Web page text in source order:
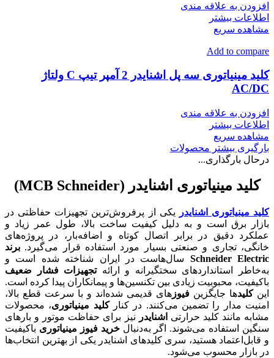
افزودن به علاقه مندی
اطلاعات بیشتر
مشاهده سریع
Add to compare
کلید مینیاتوری سه پل اشنایدر 2 آمپر تیپ C ولتاژ
AC/DC
افزودن به علاقه مندی
اطلاعات بیشتر
مشاهده سریع
بارگیری بیشتر محصولات
درحال بارگذاری...
کلید مینیاتوری اشنایدر (MCB Schneider)
کلید مینیاتوری اشنایدر
یکی از پرفروش‌ترین تجهیزات حفاظتی در
بازار برق است و به دلیل کیفیت ساخت بالا، طول عمر زیاد و
عملکرد دقیق در برابر اتصال کوتاه و اضافه‌بار، در پروژه‌های
خانگی، تجاری و صنعتی بسیار مورد استفاده قرار می‌گیرد. برند
Schneider Electric سال‌هاست در ایران شناخته شده است و
به‌خاطر استانداردهای سختگیرانه و ارائه تجهیزات فشار ضعیف
باکیفیت، محبوبیت زیادی بین تکنسین‌ها و پیمانکاران پیدا کرده است.
اینکلیدها جایگزین فیوز های قدیمی شده‌اند و با سرعت قطع بالا،
امنیت مدار را تضمین می‌کنند. در کنارکلید مینیاتوری، محصولات
مشابه مانند کلید حرارتی اشنایدر
نیز برای حفاظت موتور و بارهای
سنگین استفاده می‌شوند. اگر به‌دنبالخرید فیوز مینیاتوری باکیفیت
و قابل‌اعتماد هستید، سری کلیدهای اشنایدر یکی از بهترین انتخاب‌ها
در بازار محسوب می‌شود.